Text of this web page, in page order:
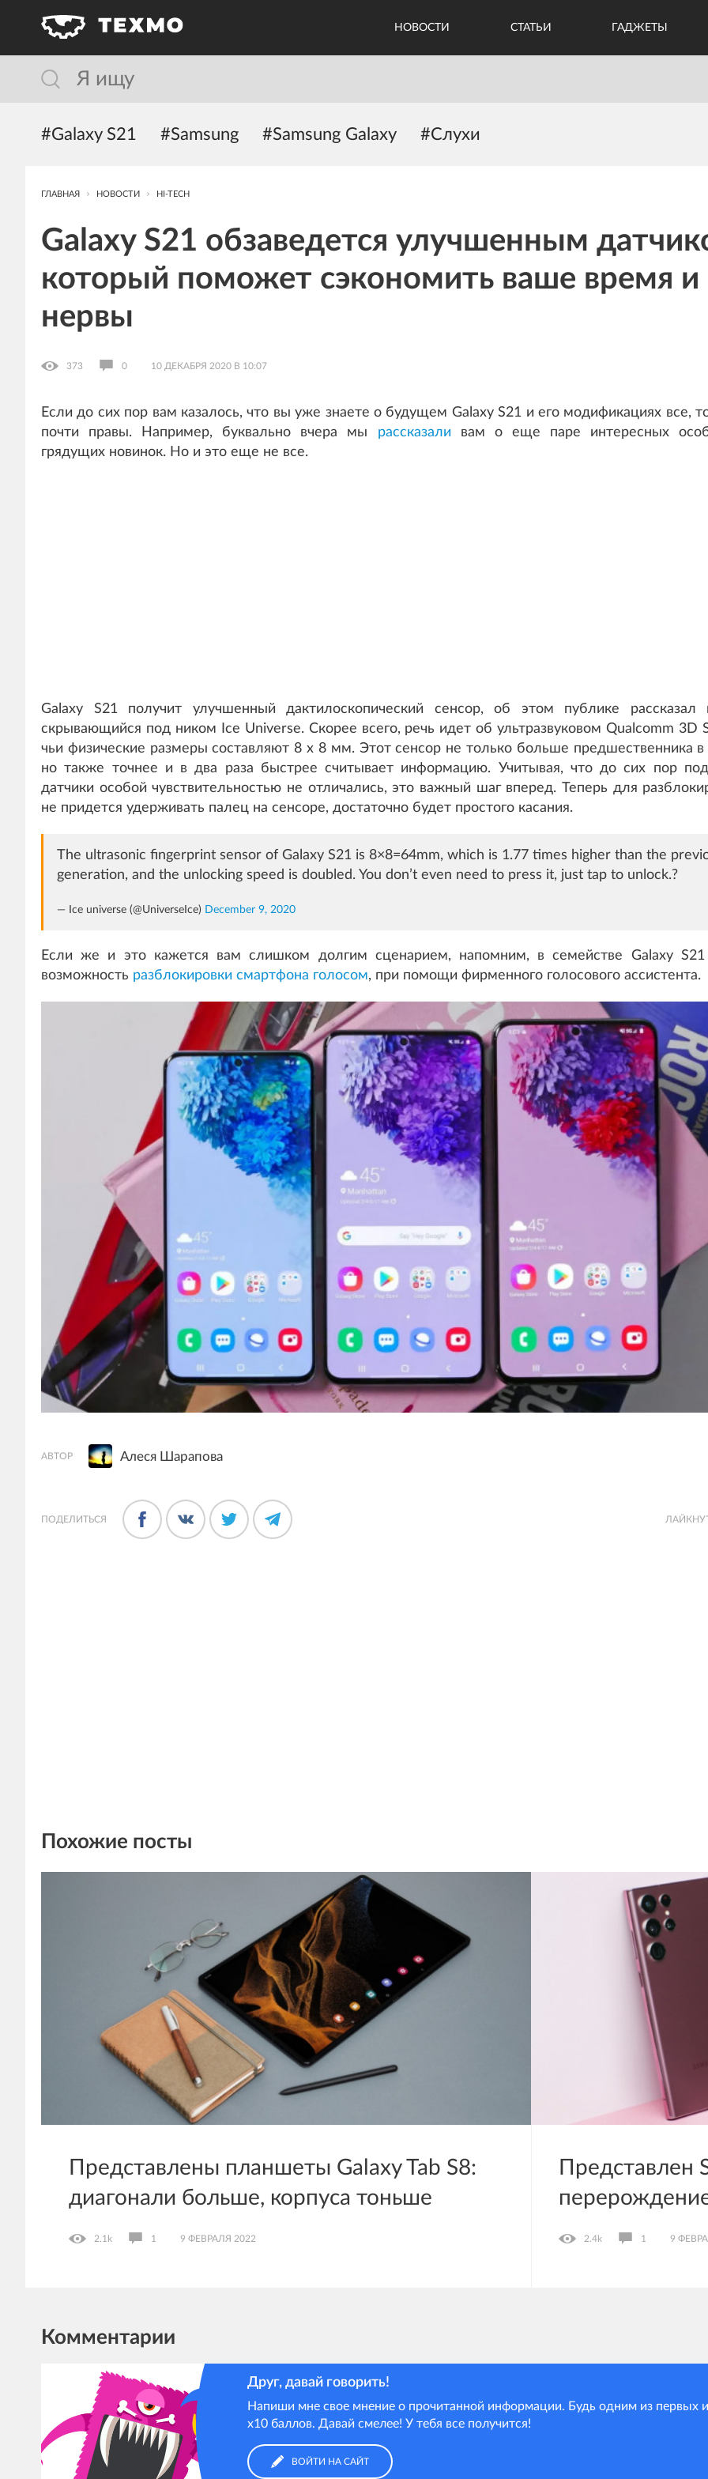
НОВОСТИ СТАТЬИ ГАДЖЕТЫ
#Galaxy S21 #Samsung #Samsung Galaxy #Слухи
ГЛАВНАЯ НОВОСТИ HI-TECH
Galaxy S21 обзаведется улучшенным
который поможет сэкономить ваше время и
нервы
373 0 10 ДЕКАБРЯ 2020 В 10:07
Если до сих пор вам казалось, что вы уже знаете о будущем Galaxy S21 и его модификациях все,
почти правы. Например, буквально вчера мы рассказаливам о еще паре интересных
грядущих новинок. Но и это еще не все.
Galaxy S21 получит улучшенный дактилоскопический сенсор, об этом публике рассказал
скрывающийся под ником Ice Universe. Скорее всего, речь идет об ультразвуковом Qualcomm 3D
чьи физические размеры составляют 8 x 8 мм. Этот сенсор не только больше предшественника в
но также точнее и в два раза быстрее считывает информацию. Учитывая, что до сих пор
датчики особой чувствительностью не отличались, это важный шаг вперед. Теперь для
не придется удерживать палец на сенсоре, достаточно будет простого касания.
The ultrasonic fingerprint sensor of Galaxy S21 is 8×8=64mm, which is 1.77 times higher than the
generation, and the unlocking speed is doubled. You don’t even need to press it, just tap to unlock.?
— Ice universe (@UniverseIce) December 9, 2020
Если же и это кажется вам слишком долгим сценарием, напомним, в семействе Galaxy S21
возможность разблокировки смартфона голосом, при помощи фирменного голосового ассистента.
АВТОР Алеся Шарапова
ПОДЕЛИТЬСЯ
Похожие посты
Представлены планшеты Galaxy Tab S8:
диагонали больше, корпуса тоньше
2.1k 1 9 ФЕВРАЛЯ 2022
Представлен
2.4k 1 9
Комментарии
Друг, давай говорить!
Напиши мне свое мнение о прочитанной информации. Будь одним из первых
х10 баллов. Давай смелее! У тебя все получится!
ВОЙТИ НА САЙТ